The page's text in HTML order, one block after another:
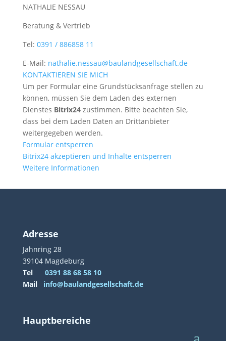
NATHALIE NESSAU
Beratung & Vertrieb
Tel: 0391 / 886858 11
E-Mail: nathalie.nessau@baulandgesellschaft.de
KONTAKTIEREN SIE MICH
Um per Formular eine Grundstücksanfrage stellen zu
können, müssen Sie dem Laden des externen
Dienstes Bitrix24zustimmen. Bitte beachten Sie,
dass bei dem Laden Daten an Drittanbieter
weitergegeben werden.
Formular entsperren
Bitrix24 akzeptieren und Inhalte entsperren
Weitere Informationen
Adresse
Jahnring 28
39104 Magdeburg
Tel
0391 88 68 58 10
Mail info@baulandgesellschaft.de
Hauptbereiche